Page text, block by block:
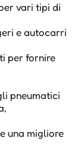
vari tipi di
e autocarri
per fornire
pneumatici
una migliore